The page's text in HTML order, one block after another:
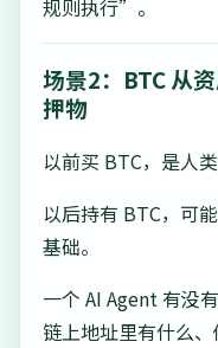
规则执行”。
场景2：BTC 从
押物
以前买 BTC，是人
以后持有 BTC，可
基础。
一个 AI Agent 有没
链上地址里有什么、